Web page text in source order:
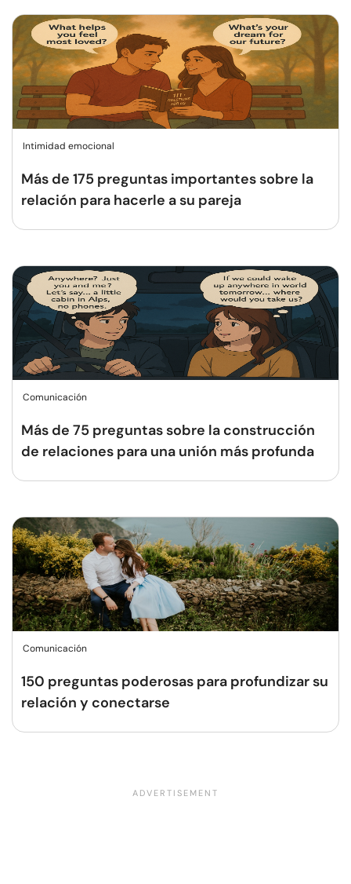
Intimidad emocional
Más de 175 preguntas importantes sobre la
relación para hacerle a su pareja
Comunicación
Más de 75 preguntas sobre la construcción
de relaciones para una unión más profunda
Comunicación
150 preguntas poderosas para profundizar su
relación y conectarse